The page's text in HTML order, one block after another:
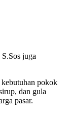
juga
pokok
dan gula
pasar.